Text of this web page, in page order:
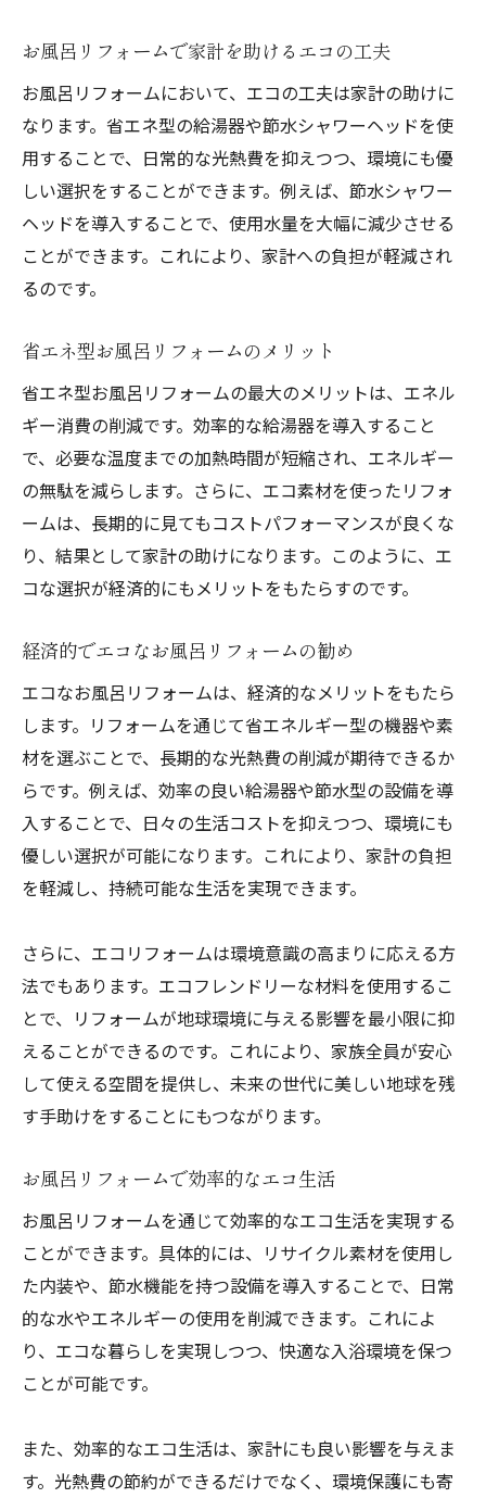
お風呂リフォームで家計を助けるエコの工夫
お風呂リフォームにおいて、エコの工夫は家計の助けに
なります。省エネ型の給湯器や節水シャワーヘッドを使
用することで、日常的な光熱費を抑えつつ、環境にも優
しい選択をすることができます。例えば、節水シャワー
ヘッドを導入することで、使用水量を大幅に減少させる
ことができます。これにより、家計への負担が軽減され
るのです。
省エネ型お風呂リフォームのメリット
省エネ型お風呂リフォームの最大のメリットは、エネル
ギー消費の削減です。効率的な給湯器を導入すること
で、必要な温度までの加熱時間が短縮され、エネルギー
の無駄を減らします。さらに、エコ素材を使ったリフォ
ームは、長期的に見てもコストパフォーマンスが良くな
り、結果として家計の助けになります。このように、エ
コな選択が経済的にもメリットをもたらすのです。
経済的でエコなお風呂リフォームの勧め
エコなお風呂リフォームは、経済的なメリットをもたら
します。リフォームを通じて省エネルギー型の機器や素
材を選ぶことで、長期的な光熱費の削減が期待できるか
らです。例えば、効率の良い給湯器や節水型の設備を導
入することで、日々の生活コストを抑えつつ、環境にも
優しい選択が可能になります。これにより、家計の負担
を軽減し、持続可能な生活を実現できます。
さらに、エコリフォームは環境意識の高まりに応える方
法でもあります。エコフレンドリーな材料を使用するこ
とで、リフォームが地球環境に与える影響を最小限に抑
えることができるのです。これにより、家族全員が安心
して使える空間を提供し、未来の世代に美しい地球を残
す手助けをすることにもつながります。
お風呂リフォームで効率的なエコ生活
お風呂リフォームを通じて効率的なエコ生活を実現する
ことができます。具体的には、リサイクル素材を使用し
た内装や、節水機能を持つ設備を導入することで、日常
的な水やエネルギーの使用を削減できます。これによ
り、エコな暮らしを実現しつつ、快適な入浴環境を保つ
ことが可能です。
また、効率的なエコ生活は、家計にも良い影響を与えま
す。光熱費の節約ができるだけでなく、環境保護にも寄